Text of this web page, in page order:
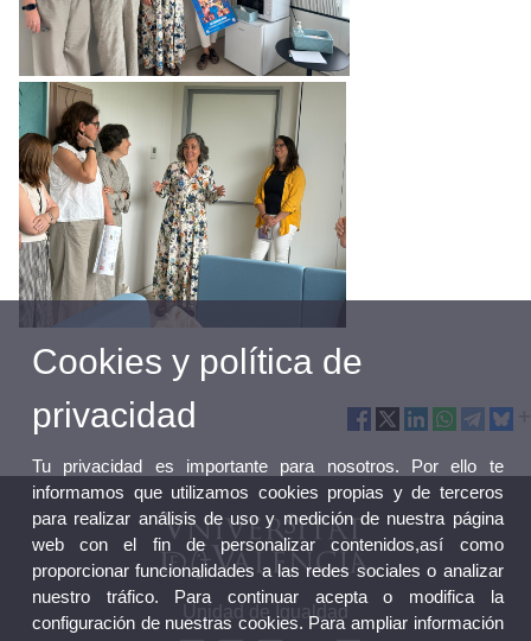
Unidad de Igualdad
Cookies y política de
privacidad
Tu privacidad es importante para nosotros. Por ello te
informamos que utilizamos cookies propias y de terceros
para realizar análisis de uso y medición de nuestra página
web con el fin de personalizar contenidos,así como
proporcionar funcionalidades a las redes sociales o analizar
nuestro tráfico. Para continuar acepta o modifica la
configuración de nuestras cookies. Para ampliar información